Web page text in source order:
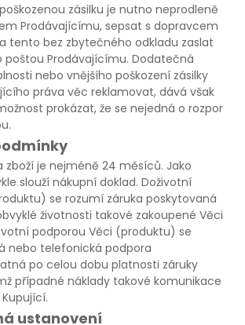
zásilku je nutno neprodleně
Prodávajícímu, sepsat s dopravcem
tento bez zbytečného odkladu zaslat
Prodávajícímu. Dodatečná
nebo vnějšího poškození zásilky
práva věc reklamovat, dává však
prokázat, že se nejedná o rozpor
zboží je nejméně 24 měsíců. Jako
slouží nákupní doklad. Doživotní
se rozumí záruka poskytovaná
životnosti takové zakoupené Věci
podporou Věci (produktu) se
nebo telefonická podpora
po celou dobu platnosti záruky
případné náklady takové komunikace
ustanovení